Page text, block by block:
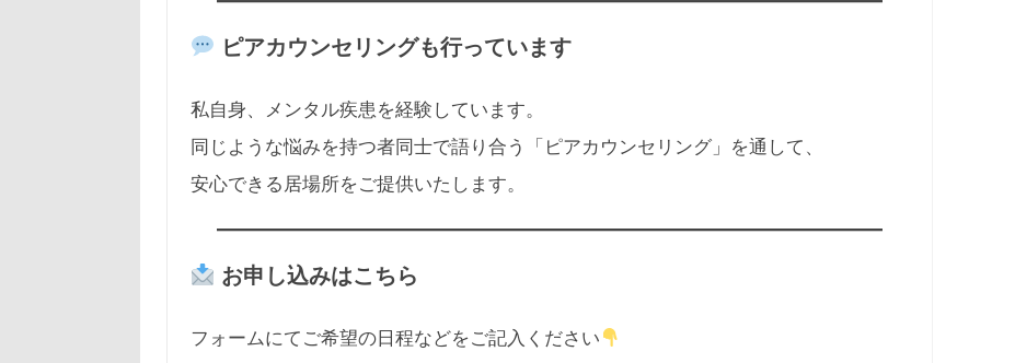
ピアカウンセリングも行っています
私自身、メンタル疾患を経験しています。
同じような悩みを持つ者同士で語り合う「ピアカウンセリング」を通して、
安心できる居場所をご提供いたします。
お申し込みはこちら
フォームにてご希望の日程などをご記入ください